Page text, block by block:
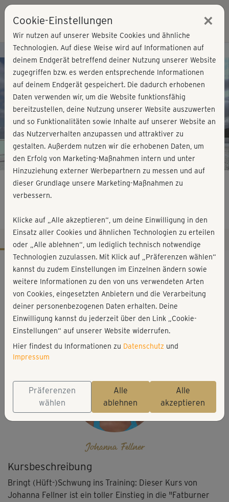
Play
Video
Kursvorschau - Jetzt mitmachen!
Fatburner Dance - Einsteigerkurs
Kursbeschreibung
Bringt (Hüft-)Schwung ins Training: Dieser Kurs von
Johanna Fellner ist ein toller Einstieg in die "Fatburner
Workout-Facts
mittelschwer
40 Min
304 kcal
Johanna Fellner
Johanna Fellner
Cookie-Einstellungen ×
Wir nutzen auf unserer Website Cookies und ähnliche
Technologien. Auf diese Weise wird auf Informationen auf
deinem Endgerät betreffend deiner Nutzung unserer Website
zugegriffen bzw. es werden entsprechende Informationen
auf deinem Endgerät gespeichert. Die dadurch erhobenen
Daten verwenden wir, um die Website funktionsfähig
bereitzustellen, deine Nutzung unserer Website auszuwerten
und so Funktionalitäten sowie Inhalte auf unserer Website an
das Nutzerverhalten anzupassen und attraktiver zu
gestalten. Außerdem nutzen wir die erhobenen Daten, um
den Erfolg von Marketing-Maßnahmen intern und unter
Hinzuziehung externer Werbepartnern zu messen und auf
dieser Grundlage unsere Marketing-Maßnahmen zu
verbessern.
Klicke auf „Alle akzeptieren“, um deine Einwilligung in den
Einsatz aller Cookies und ähnlichen Technologien zu erteilen
oder „Alle ablehnen“, um lediglich technisch notwendige
Technologien zuzulassen. Mit Klick auf „Präferenzen wählen“
kannst du zudem Einstellungen im Einzelnen ändern sowie
weitere Informationen zu den von uns verwendeten Arten
von Cookies, eingesetzten Anbietern und die Verarbeitung
deiner personenbezogenen Daten erhalten. Deine
Einwilligung kannst du jederzeit über den Link „Cookie-
Einstellungen“ auf unserer Website widerrufen.
Hier findest du Informationen zu Datenschutz und
Impressum
Präferenzen
wählen
Alle
ablehnen
Alle
akzeptieren